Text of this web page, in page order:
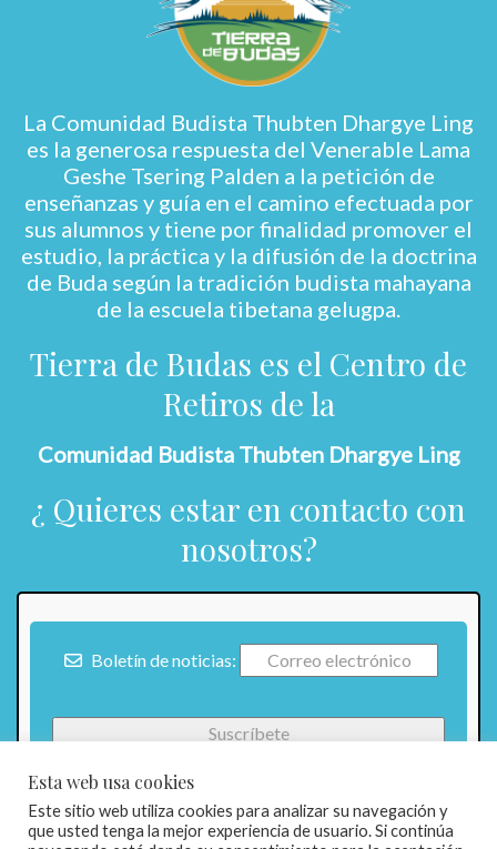
La Comunidad Budista Thubten Dhargye Ling
es la generosa respuesta del Venerable Lama
Geshe Tsering Palden a la petición de
enseñanzas y guía en el camino efectuada por
sus alumnos y tiene por finalidad promover el
estudio, la práctica y la difusión de la doctrina
de Buda según la tradición budista mahayana
de la escuela tibetana gelugpa.
Tierra de Budas es el Centro de
Retiros de la
Comunidad Budista Thubten Dhargye Ling
¿ Quieres estar en contacto con
nosotros?
Boletín de noticias:
Esta web usa cookies
Este sitio web utiliza cookies para analizar su navegación y
que usted tenga la mejor experiencia de usuario. Si continúa